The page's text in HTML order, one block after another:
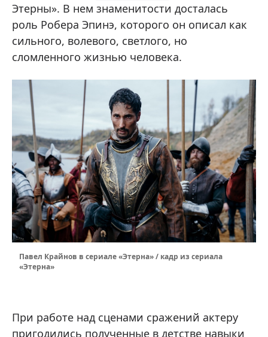
Этерны». В нем знаменитости досталась
роль Робера Эпинэ, которого он описал как
сильного, волевого, светлого, но
сломленного жизнью человека.
Павел Крайнов в сериaле «Этернa» / кадр из сериала
«Этернa»
При работе над сценами сражений актеру
пригодились полученные в детстве навыки